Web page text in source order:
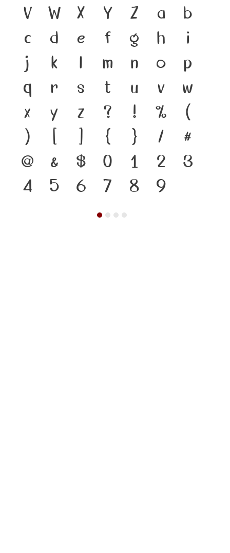
V
W X Y Z a
b
c
d e f g h
i
j
k l m n o
p
q
r s t u v
w
x
y z ? ! %
(
)
[ ] { } /
#
@
& $ 0 1 2
3
4
5 6 7 8 9